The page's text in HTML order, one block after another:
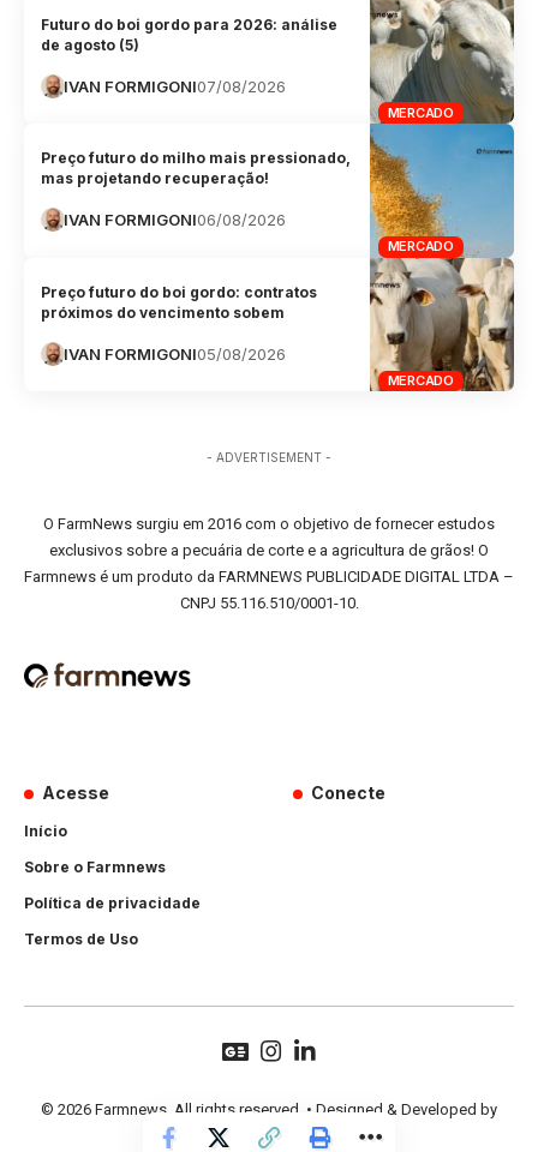
MERCADO
Futuro do boi gordo para 2026: análise
de agosto (5)
IVAN FORMIGONI07/08/2026
MERCADO
Preço futuro do milho mais pressionado,
mas projetando recuperação!
IVAN FORMIGONI06/08/2026
MERCADO
Preço futuro do boi gordo: contratos
próximos do vencimento sobem
IVAN FORMIGONI05/08/2026
- ADVERTISEMENT -
O FarmNews surgiu em 2016 com o objetivo de fornecer estudos
exclusivos sobre a pecuária de corte e a agricultura de grãos! O
Farmnews é um produto da FARMNEWS PUBLICIDADE DIGITAL LTDA –
CNPJ 55.116.510/0001-10.
Acesse
Início
Sobre o Farmnews
Política de privacidade
Termos de Uso
Conecte
© 2026 Farmnews. All rights reserved. • Designed & Developed by
Hands Perform.